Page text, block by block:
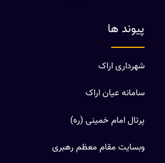
پیوند ها
شهرداری اراک
سامانه عیان اراک
پرتال امام خمینی (ره)
وبسایت مقام معظم رهبری